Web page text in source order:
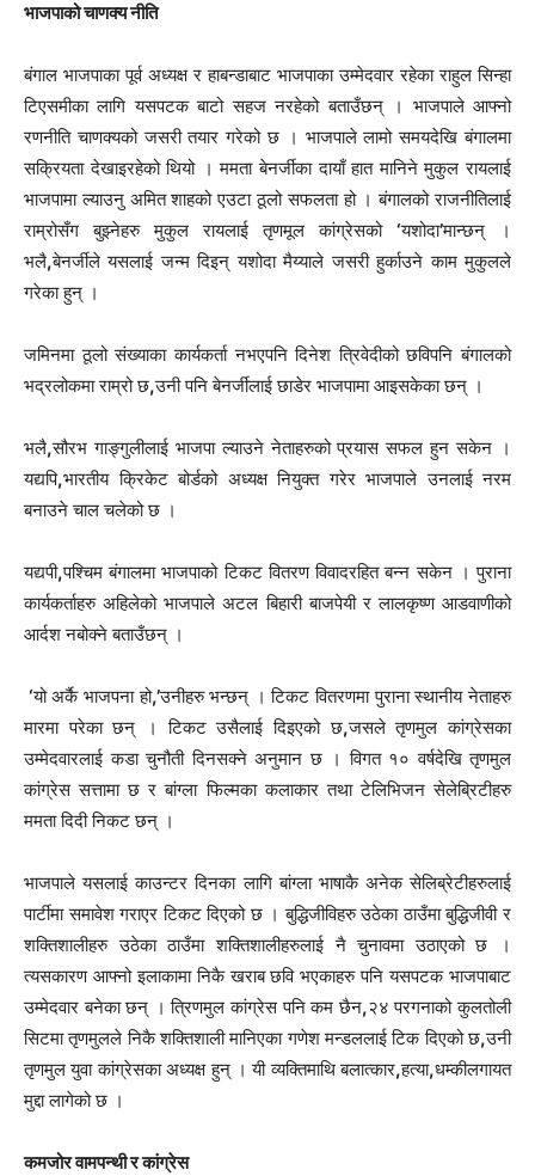
भाजपाको चाणक्य नीति
बंगाल भाजपाका पूर्व अध्यक्ष र हाबन्डाबाट भाजपाका उम्मेदवार रहेका राहुल सिन्हा
टिएसमीका लागि यसपटक बाटो सहज नरहेको बताउँछन् । भाजपाले आफ्नो
रणनीति चाणक्यको जसरी तयार गरेको छ । भाजपाले लामो समयदेखि बंगालमा
सक्रियता देखाइरहेको थियो । ममता बेनर्जीका दायाँ हात मानिने मुकुल रायलाई
भाजपामा ल्याउनु अमित शाहको एउटा ठूलो सफलता हो । बंगालको राजनीतिलाई
राम्रोसँग बुझ्नेहरु मुकुल रायलाई तृणमूल कांग्रेसको ‘यशोदा’मान्छन् ।
भलै,बेनर्जीले यसलाई जन्म दिइन् यशोदा मैय्याले जसरी हुर्काउने काम मुकुलले
गरेका हुन् ।
जमिनमा ठूलो संख्याका कार्यकर्ता नभएपनि दिनेश त्रिवेदीको छविपनि बंगालको
भद्रलोकमा राम्रो छ,उनी पनि बेनर्जीलाई छाडेर भाजपामा आइसकेका छन् ।
भलै,सौरभ गाङ्गुलीलाई भाजपा ल्याउने नेताहरुको प्रयास सफल हुन सकेन ।
यद्यपि,भारतीय क्रिकेट बोर्डको अध्यक्ष नियुक्त गरेर भाजपाले उनलाई नरम
बनाउने चाल चलेको छ ।
यद्यपी,पश्चिम बंगालमा भाजपाको टिकट वितरण विवादरहित बन्न सकेन । पुराना
कार्यकर्ताहरु अहिलेको भाजपाले अटल बिहारी बाजपेयी र लालकृष्ण आडवाणीको
आर्दश नबोक्ने बताउँछन् ।
‘यो अर्कै भाजपना हो,’उनीहरु भन्छन् । टिकट वितरणमा पुराना स्थानीय नेताहरु
मारमा परेका छन् । टिकट उसैलाई दिइएको छ,जसले तृणमुल कांग्रेसका
उम्मेदवारलाई कडा चुनौती दिनसक्ने अनुमान छ । विगत १० वर्षदेखि तृणमुल
कांग्रेस सत्तामा छ र बांग्ला फिल्मका कलाकार तथा टेलिभिजन सेलेब्रिटीहरु
ममता दिदी निकट छन् ।
भाजपाले यसलाई काउन्टर दिनका लागि बांग्ला भाषाकै अनेक सेलिब्रेटीहरुलाई
पार्टीमा समावेश गराएर टिकट दिएको छ । बुद्धिजीविहरु उठेका ठाउँमा बुद्धिजीवी र
शक्तिशालीहरु उठेका ठाउँमा शक्तिशालीहरुलाई नै चुनावमा उठाएको छ ।
त्यसकारण आफ्नो इलाकामा निकै खराब छवि भएकाहरु पनि यसपटक भाजपाबाट
उम्मेदवार बनेका छन् । त्रिणमुल कांग्रेस पनि कम छैन,२४ परगनाको कुलतोली
सिटमा तृणमुलले निकै शक्तिशाली मानिएका गणेश मन्डललाई टिक दिएको छ,उनी
तृणमुल युवा कांग्रेसका अध्यक्ष हुन् । यी व्यक्तिमाथि बलात्कार,हत्या,धम्कीलगायत
मुद्दा लागेको छ ।
कमजोर वामपन्थी र कांग्रेस